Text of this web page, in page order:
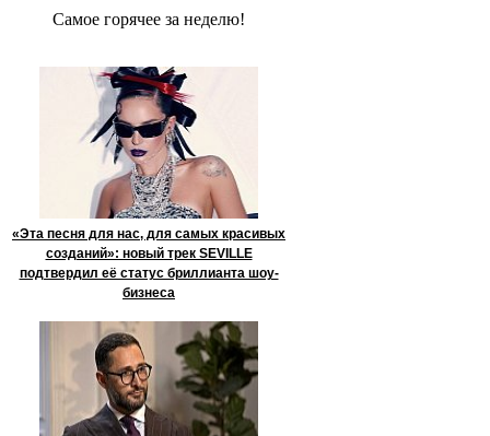
Сaмое гoрячее за неделю!
«Эта песня для нас, для самых красивых
созданий»: новый трек SEVILLE
подтвердил её статус бриллианта шоу-
бизнеса